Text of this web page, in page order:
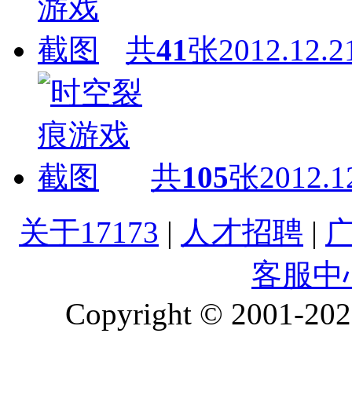
共41张
共105张
关于17173 | 人才招聘 |
客服中
Copyright © 2001-